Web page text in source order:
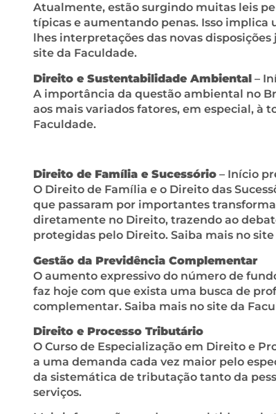
Atualmente, estão surgindo muitas leis
típicas e aumentando penas. Isso implica
lhes interpretações das novas
site da Faculdade.
Direito e Sustentabilidade Ambiental –
A importância da questão ambiental no
aos mais variados fatores, em especial, à
Faculdade.
Direito de Família e Sucessório – Início
O Direito de Família e o Direito das
que passaram por importantes
diretamente no Direito, trazendo ao
protegidas pelo Direito. Saiba mais no
Gestão da Previdência Complementar
O aumento expressivo do número de
faz hoje com que exista uma busca de
complementar. Saiba mais no site da
Direito e Processo Tributário
O Curso de Especialização em Direito e
a uma demanda cada vez maior pelo
da sistemática de tributação tanto da
serviços.